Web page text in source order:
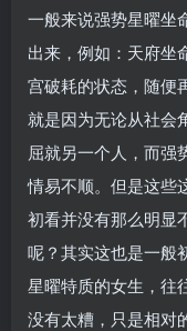
一般来说强势星曜坐
出来，例如：天府坐
宫破耗的状态，随便
就是因为无论从社会
屈就另一个人，而强
情易不顺。但是这些
初看并没有那么明显
呢？其实这也是一般
星曜特质的女生，往
没有太糟，只是相对